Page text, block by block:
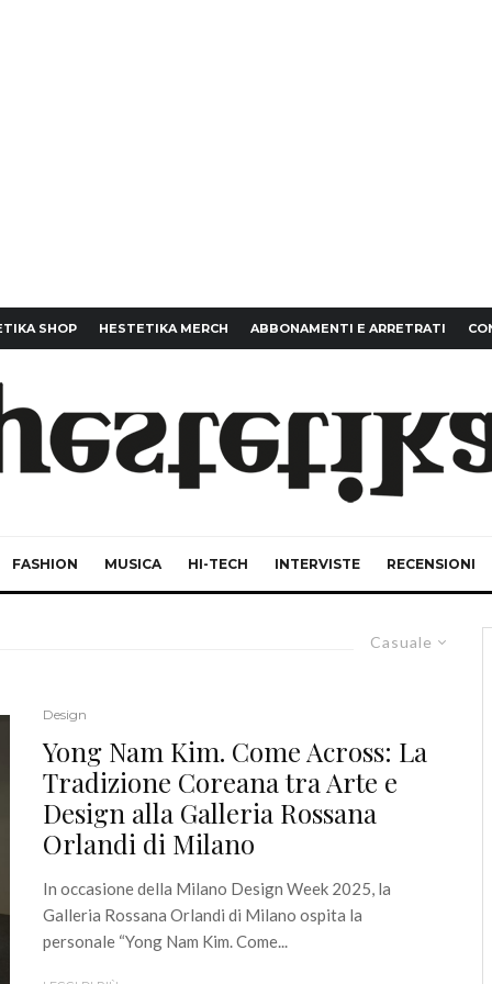
SHOP HESTETIKA MERCH ABBONAMENTI E ARRETRATI
FASHION MUSICA HI-TECH INTERVISTE RECENSIONI
Casuale
Design
Yong Nam Kim. Come Across: La
Tradizione Coreana tra Arte e
Design alla Galleria Rossana
Orlandi di Milano
In occasione della Milano Design Week 2025, la
Galleria Rossana Orlandi di Milano ospita la
personale “Yong Nam Kim. Come...